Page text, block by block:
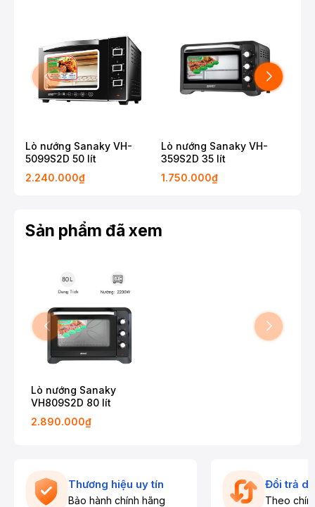
Lò nướng Sanaky VH-
5099S2D 50 lít
2.240.000₫
Lò nướng Sanaky VH-
359S2D 35 lít
1.750.000₫
Sản phẩm đã xem
Lò nướng Sanaky
VH809S2D 80 lít
2.890.000₫
Thương hiệu uy tín
Bảo hành chính hãng
Đổi trả
Theo